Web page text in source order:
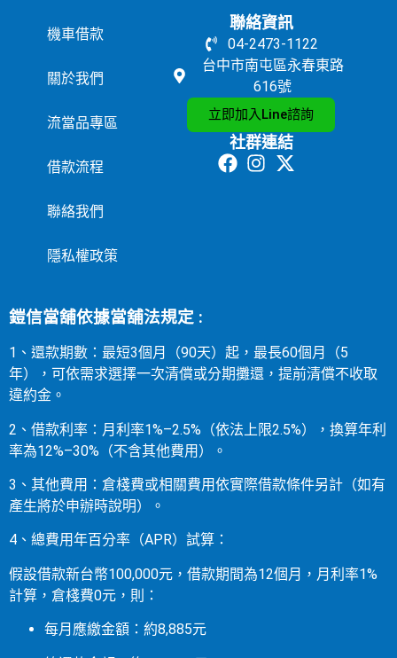
機車借款
關於我們
流當品專區
借款流程
聯絡我們
隱私權政策
聯絡資訊
04-2473-1122
台中市南屯區永春東路
616號
立即加入Line諮詢
社群連結
鎧信當舖依據當舖法規定 :
1、還款期數：最短3個月（90天）起，最長60個月（5
年），可依需求選擇一次清償或分期攤還，提前清償不收取
違約金。
2、借款利率：月利率1%–2.5%（依法上限2.5%），換算年利
率為12%–30%（不含其他費用）。
3、其他費用：倉棧費或相關費用依實際借款條件另計（如有
產生將於申辦時說明）。
4、總費用年百分率（APR）試算：
假設借款新台幣100,000元，借款期間為12個月，月利率1%
計算，倉棧費0元，則：
每月應繳金額：約8,885元